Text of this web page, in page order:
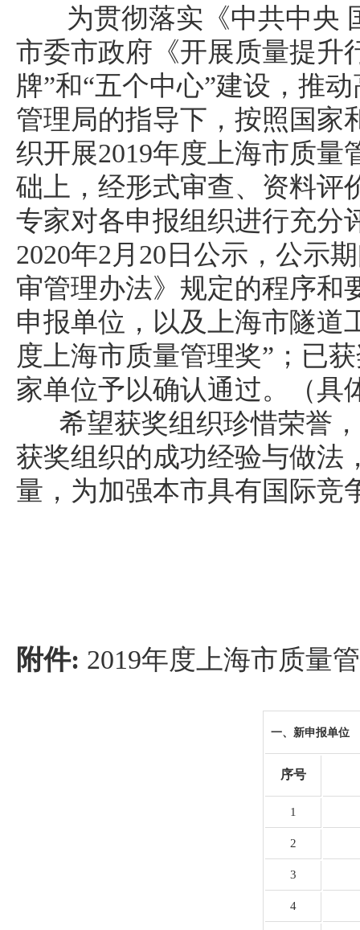
为贯彻落实《中共中央
市委市政府《开展质量提升
牌”和“五个中心”建设，推
管理局的指导下，按照国家
织开展2019年度上海市质
础上，经形式审查、资料评
专家对各申报组织进行充分
2020年2月20日公示，公示
审管理办法》规定的程序和
申报单位，以及上海市隧道
度上海市质量管理奖”；已
家单位予以确认通过。（具
希望获奖组织珍惜荣誉，
获奖组织的成功经验与做法
量，为加强本市具有国际竞
附件: 2019年度上海市质量
一、新申报单位
序号
1
2
3
4